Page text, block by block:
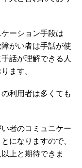
ーション手段は
がい者は手話が使
話が理解できる人
ます。
利用者は多くても
者のコミュニケー
になりますので、
上と期待できま